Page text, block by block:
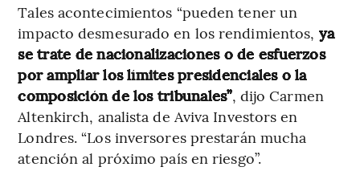
Tales acontecimientos “pueden tener un
impacto desmesurado en los rendimientos, ya
se trate de nacionalizaciones o de esfuerzos
por ampliar los límites presidenciales o la
composición de los tribunales”, dijo Carmen
Altenkirch, analista de Aviva Investors en
Londres. “Los inversores prestarán mucha
atención al próximo país en riesgo”.